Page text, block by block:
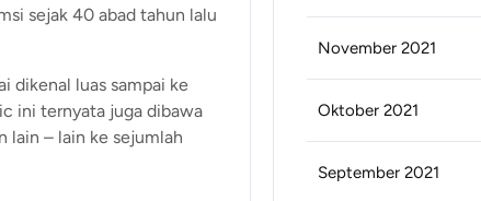
sejak 40 abad tahun lalu
dikenal luas sampai ke
ini ternyata juga dibawa
lain – lain ke sejumlah
November 2021
Oktober 2021
September 2021